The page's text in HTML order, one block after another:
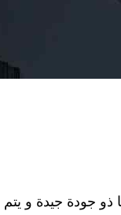
ذو جودة جيدة و